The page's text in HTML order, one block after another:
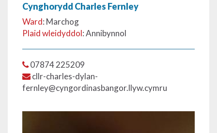
Cynghorydd Charles Fernley
Ward: Marchog
Plaid wleidyddol: Annibynnol
07874 225209
cllr-charles-dylan-
fernley@cyngordinasbangor.llyw.cymru